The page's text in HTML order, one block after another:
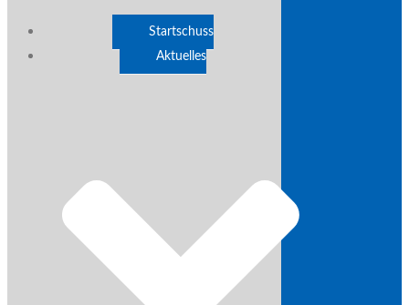
Startschuss
Aktuelles